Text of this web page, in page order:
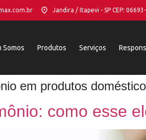
Jandira / Itapevi - SP CEP:
Somos Produtos Serviços
em produtos
como esse